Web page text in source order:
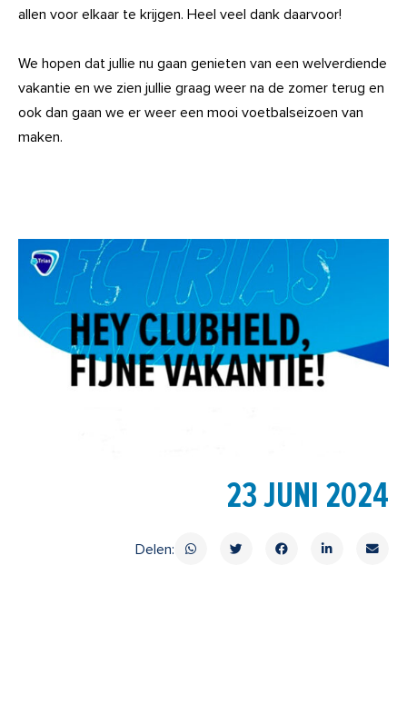
allen voor elkaar te krijgen. Heel veel dank daarvoor!
We hopen dat jullie nu gaan genieten van een welverdiende
vakantie en we zien jullie graag weer na de zomer terug en
ook dan gaan we er weer een mooi voetbalseizoen van
maken.
23 JUNI 2024
Delen: